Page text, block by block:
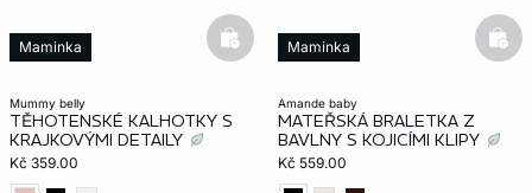
mummy belly
TĚHOTENSKÉ KALHOTKY S
KRAJKOVÝMI DETAILY
Kč 359.00
Maminka basketfull
amande baby
MATEŘSKÁ BRALETKA Z
BAVLNY S KOJICÍMI KLIPY
Kč 559.00
Maminka